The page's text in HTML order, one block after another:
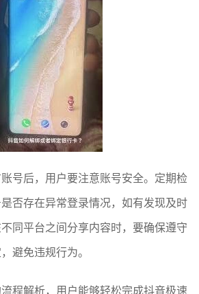
号后，用户要注意账号安全。定期检
否存在异常登录情况，如有发现及时
同平台之间分享内容时，要确保遵守
避免违规行为。
程解析，用户能够轻松完成抖音极速